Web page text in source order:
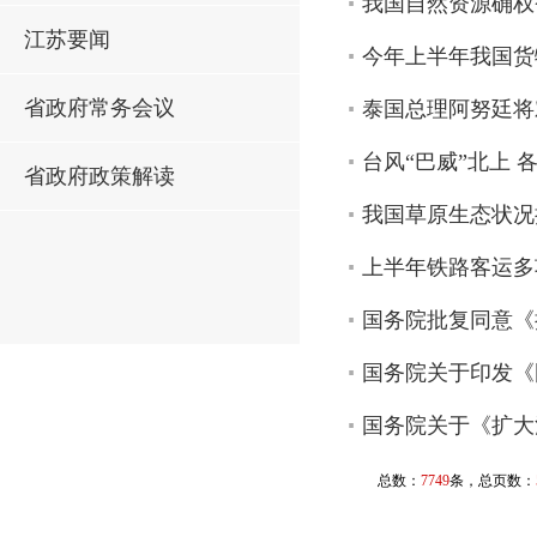
江苏要闻
省政府常务会议
省政府政策解读
今年上半年我国
泰国总理阿努廷
台风“巴威”北上
我国草原生态状
上半年铁路客运
国务院批复同意
国务院关于印发
国务院关于《扩
总数： 7749条，总页数：